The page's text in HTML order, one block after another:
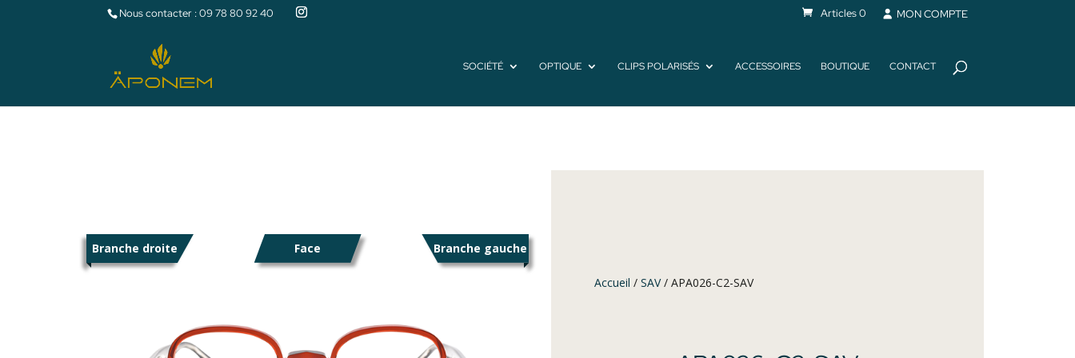
Nous contacter :09 78 80 92 40 Articles 0 MON COMPTE
SOCIÉTÉ OPTIQUE CLIPS POLARISÉS ACCESSOIRES BOUTIQUE CONTACT
Branche droite Branche gauche
Face
Accueil / SAV/ APA026-C2-SAV